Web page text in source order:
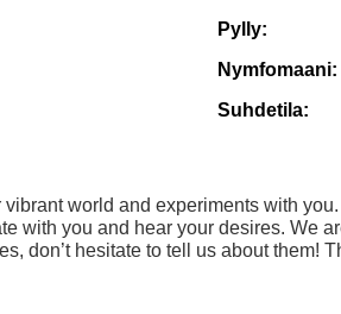
Pylly:
Nymfomaani:
Suhdetila:
world and experiments with
with you and hear your desires. We
don’t hesitate to tell us about them!